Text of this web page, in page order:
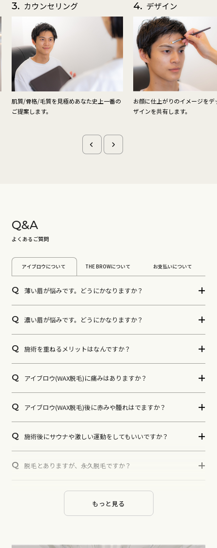
4. デザイン
お顔に仕上がりのイメージをデッサンしデ
ザインを共有します。
5. 保湿
ワックス脱毛前にお肌の状態を
Q&A
よくあるご質問
アイブロウについて THE BROWについて お支払いについて
Q 薄い眉が悩みです。どうにかなりますか？
Q 濃い眉が悩みです。どうにかなりますか？
Q 施術を重ねるメリットはなんですか？
Q アイブロウ(WAX脱毛)に痛みはありますか？
Q アイブロウ(WAX脱毛)後に赤みや腫れはでますか？
Q 施術後にサウナや激しい運動をしてもいいですか？
Q 脱毛とありますが、永久脱毛ですか？
アイブロウはなぜ顔の印象に大きな影響を与えるのですか？
もっと見る